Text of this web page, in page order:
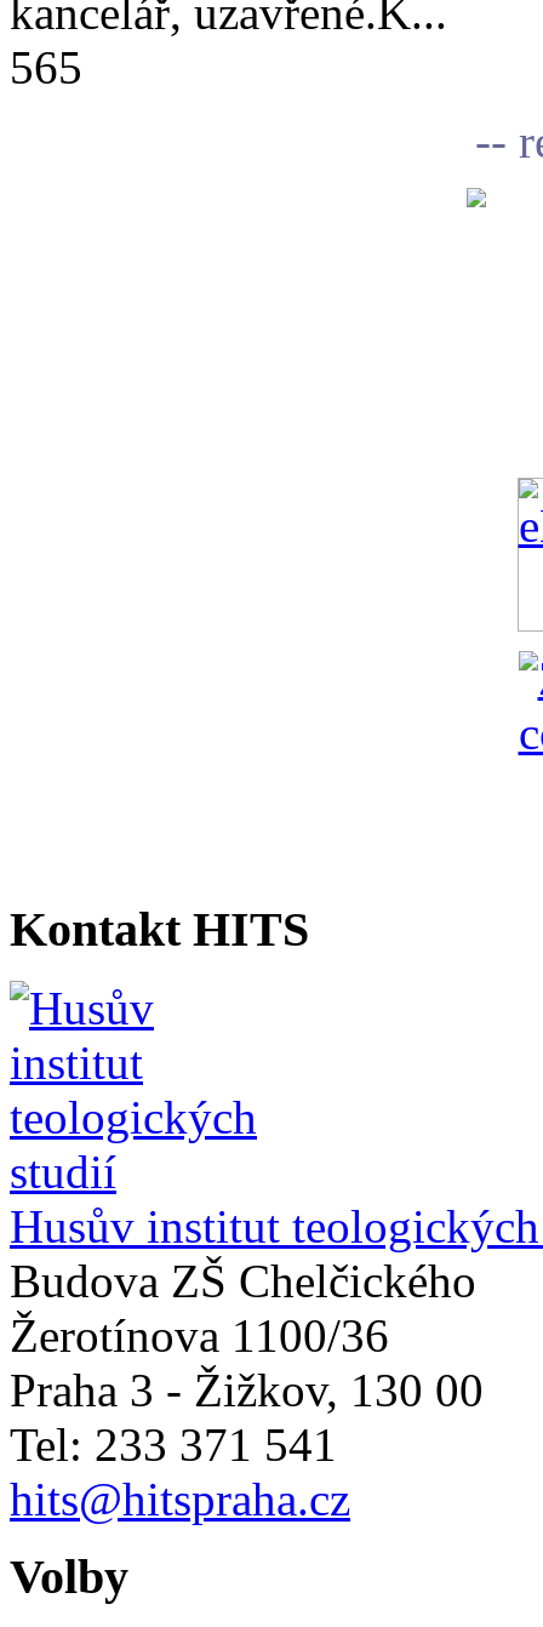
kancelář, uzavřené.K...
565
--
Kontakt HITS
Husův institut
Budova ZŠ Chelčického
Žerotínova 1100/36
Praha 3 - Žižkov, 130 00
Tel: 233 371 541
hits@hitspraha.cz
Volby